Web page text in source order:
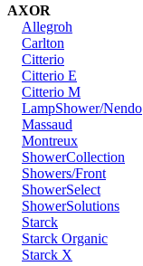
AXOR
Allegroh
Carlton
Citterio
Citterio E
Citterio M
LampShower/Nendo
Massaud
Montreux
ShowerCollection
Showers/Front
ShowerSelect
ShowerSolutions
Starck
Starck Organic
Starck X